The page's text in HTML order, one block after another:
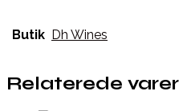
Butik Dh Wines
Relaterede varer